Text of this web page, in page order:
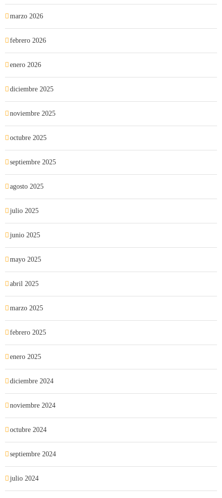
marzo 2026
febrero 2026
enero 2026
diciembre 2025
noviembre 2025
octubre 2025
septiembre 2025
agosto 2025
julio 2025
junio 2025
mayo 2025
abril 2025
marzo 2025
febrero 2025
enero 2025
diciembre 2024
noviembre 2024
octubre 2024
septiembre 2024
julio 2024